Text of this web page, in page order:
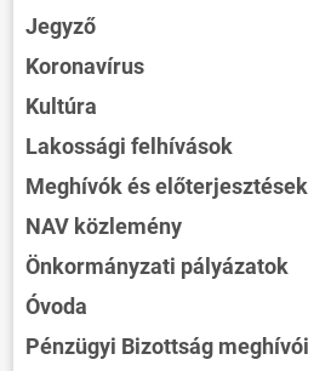
Jegyző
Koronavírus
Kultúra
Lakossági felhívások
Meghívók és előterjesztések
NAV közlemény
Önkormányzati pályázatok
Óvoda
Pénzügyi Bizottság meghívói